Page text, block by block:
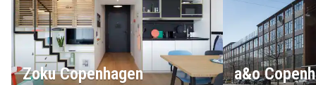
Zoku Copenhagen a&o